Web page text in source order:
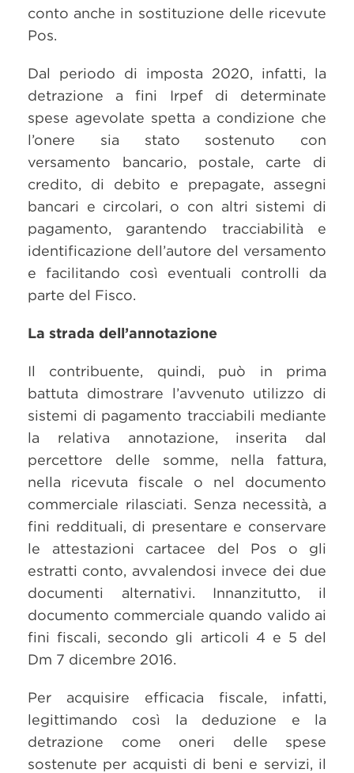
conto anche in sostituzione delle ricevute
Pos.
Dal periodo di imposta 2020, infatti, la
detrazione a fini Irpef di determinate
spese agevolate spetta a condizione che
l’onere sia stato sostenuto con
versamento bancario, postale, carte di
credito, di debito e prepagate, assegni
bancari e circolari, o con altri sistemi di
pagamento, garantendo tracciabilità e
identificazione dell’autore del versamento
e facilitando così eventuali controlli da
parte del Fisco.
La strada dell’annotazione
Il contribuente, quindi, può in prima
battuta dimostrare l’avvenuto utilizzo di
sistemi di pagamento tracciabili mediante
la relativa annotazione, inserita dal
percettore delle somme, nella fattura,
nella ricevuta fiscale o nel documento
commerciale rilasciati. Senza necessità, a
fini reddituali, di presentare e conservare
le attestazioni cartacee del Pos o gli
estratti conto, avvalendosi invece dei due
documenti alternativi. Innanzitutto, il
documento commerciale quando valido ai
fini fiscali, secondo gli articoli 4 e 5 del
Dm 7 dicembre 2016.
Per acquisire efficacia fiscale, infatti,
legittimando così la deduzione e la
detrazione come oneri delle spese
sostenute per acquisti di beni e servizi, il